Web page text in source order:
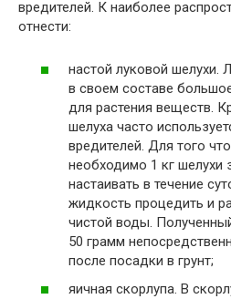
вредителей. К наиболее
отнести:
настой луковой шелухи.
в своем составе
для растения веществ.
шелуха часто
вредителей. Для того
необходимо 1 кг шелухи
настаивать в течение
жидкость процедить и
чистой воды.
50 грамм
после посадки в грунт;
яичная скорлупа. В